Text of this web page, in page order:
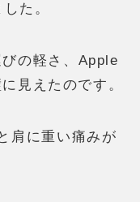
た。
の軽さ、Apple
見えたのです。
肩に重い痛みが